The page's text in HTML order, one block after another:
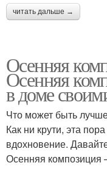
читать дальше →
Осенняя
Осенняя
в доме
Что может быть
Как ни крути, эта
вдохновение.
Осенняя композиция